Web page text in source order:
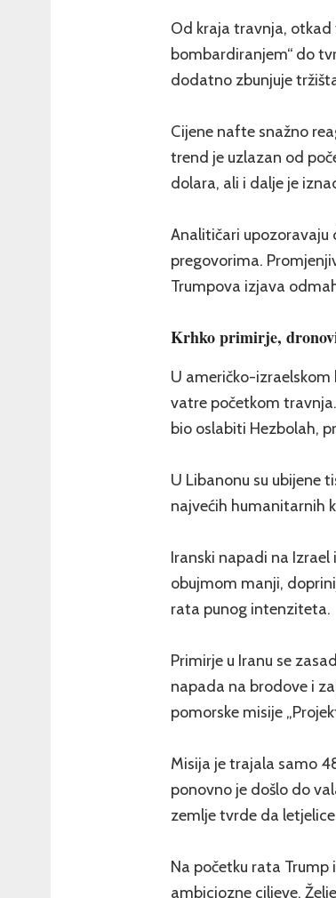
Od kraja travnja, otkad
bombardiranjem“ do
dodatno zbunjuje
Cijene nafte snažno
trend je uzlazan od
dolara, ali i dalje je
Analitičari upozoravaju
pregovorima.
Trumpova izjava
Krhko primirje,
U američko-izraelskom
vatre početkom
bio oslabiti Hezbolah,
U Libanonu su ubijene
najvećih humanitarnih
Iranski napadi na Izrael
obujmom manji,
rata punog intenziteta.
Primirje u Iranu se
napada na brodove i
pomorske misije
Misija je trajala samo
ponovno je došlo do
zemlje tvrde da
Na početku rata Trump
ambiciozne ciljeve.